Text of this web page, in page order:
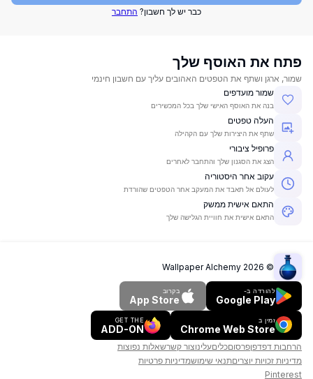
פתח את האוסף שלך
שמור, ארגן ושתף את הטפטים האהובים עליך עם חשבון חינמי
שמור מועדפים
בנה את האוסף האישי שלך בכל המכשירים
העלה טפטים
שתף את היצירות שלך עם הקהילה
פרופיל ציבורי
הצג את הסגנון שלך והתחבר לאחרים
עקוב אחר היסטוריה
לעולם אל תאבד את המעקב אחר הטפטים שהורדת
התאם אישית ממשק
התאם אישית את חוויית הגלישה שלך
כבר יש לך חשבון? התחבר
©
2026
Wallpaper Alchemy
להורדה ב-
Google Play
בקרוב
App Store
זמין ב
Chrome Web Store
GET THE
ADD-ON
הרחבות דפדפןפרסוםכליםעלינוצור קשרשאלות נפוצות
מדיניות זכויות יוצריםתנאי שימושמדיניות פרטיות
Pinterest